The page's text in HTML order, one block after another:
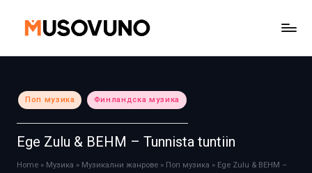
Posted
in
Поп музика Финландска музика
Ege Zulu & BEHM – Tunnista tuntiin
Home » Музика » Музикални жанрове » Поп музика » Ege Zulu & BEHM –